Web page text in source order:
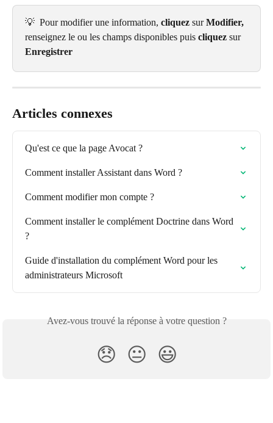
💡  Pour modifier une information, cliquez sur Modifier,
renseignez le ou les champs disponibles puis cliquez sur
Enregistrer
Articles connexes
Qu'est ce que la page Avocat ?
Comment installer Assistant dans Word ?
Comment modifier mon compte ?
Comment installer le complément Doctrine dans Word
?
Guide d'installation du complément Word pour les
administrateurs Microsoft
Avez-vous trouvé la réponse à votre question ?
😞 😐 😃